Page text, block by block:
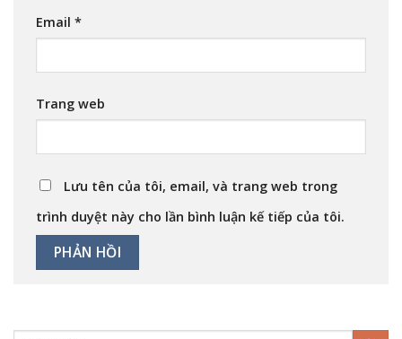
Email *
Trang web
Lưu tên của tôi, email, và trang web trong
trình duyệt này cho lần bình luận kế tiếp của tôi.